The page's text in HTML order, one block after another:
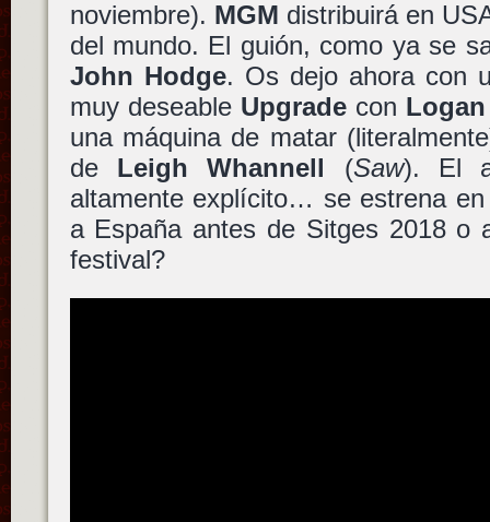
noviembre). MGM distribuirá en
del mundo. El guión, como ya se
John Hodge. Os dejo ahora con
muy deseable Upgradecon
una máquina de matar
de Leigh Whannell (Saw). El
altamente explícito… se estrena
a España antes de Sitges 2018 o
festival?